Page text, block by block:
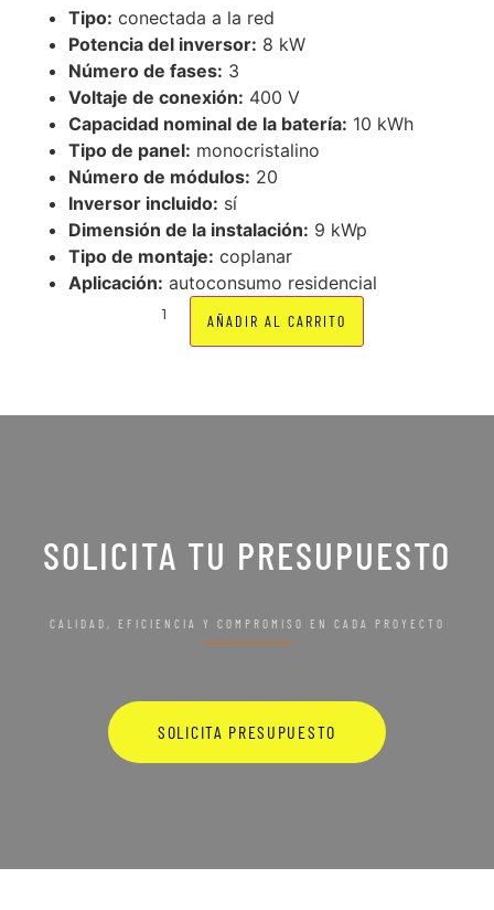
Tipo: conectada a la red
Potencia del inversor: 8 kW
Número de fases: 3
Voltaje de conexión: 400 V
Capacidad nominal de la batería: 10 kWh
Tipo de panel: monocristalino
Número de módulos: 20
Inversor incluido: sí
Dimensión de la instalación: 9 kWp
Tipo de montaje: coplanar
Aplicación: autoconsumo residencial
AÑADIR AL CARRITO
SOLICITA TU PRESUPUESTO
CALIDAD, EFICIENCIA Y COMPROMISO EN CADA PROYECTO
SOLICITA PRESUPUESTO